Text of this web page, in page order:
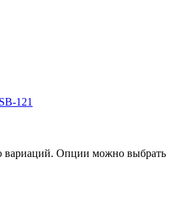
121
вариаций. Опции можно выбрать